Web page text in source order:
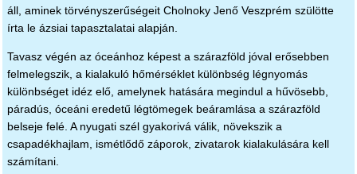
áll, aminek törvényszerűségeit Cholnoky Jenő Veszprém szülötte
írta le ázsiai tapasztalatai alapján.
Tavasz végén az óceánhoz képest a szárazföld jóval erősebben
felmelegszik, a kialakuló hőmérséklet különbség légnyomás
különbséget idéz elő, amelynek hatására megindul a hűvösebb,
páradús, óceáni eredetű légtömegek beáramlása a szárazföld
belseje felé. A nyugati szél gyakorivá válik, növekszik a
csapadékhajlam, ismétlődő záporok, zivatarok kialakulására kell
számítani.